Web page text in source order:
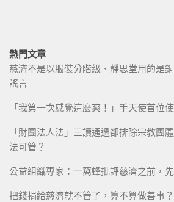
熱門文章
慈濟不是以服裝分階級、靜思堂用的是
謠言
「我第一次感覺這麼爽！」手天使首位
「財團法人法」三讀通過卻排除宗教團
法可管？
公益組織專家：一窩蜂批評慈濟之前，
把錢捐給慈濟就不管了，算不算做善事？